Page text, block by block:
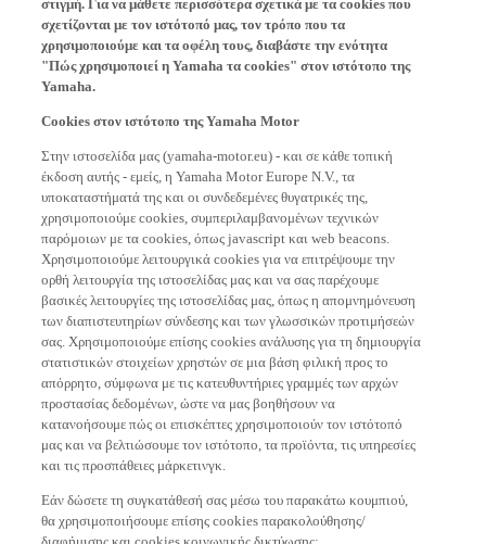
σχετίζονται με τον ιστότοπό μας, τον τρόπο που τα
χρησιμοποιούμε και τα οφέλη τους, διαβάστε την ενότητα
"Πώς χρησιμοποιεί η Yamaha τα cookies" στον ιστότοπο της
Yamaha.
έκδοση αυτής - εμείς, η Yamaha Motor Europe N.V., τα
υποκαταστήματά της και οι συνδεδεμένες θυγατρικές της,
χρησιμοποιούμε cookies, συμπεριλαμβανομένων τεχνικών
παρόμοιων με τα cookies, όπως javascript και web beacons.
Χρησιμοποιούμε λειτουργικά cookies για να επιτρέψουμε την
ορθή λειτουργία της ιστοσελίδας μας και να σας παρέχουμε
βασικές λειτουργίες της ιστοσελίδας μας, όπως η απομνημόνευση
των διαπιστευτηρίων σύνδεσης και των γλωσσικών προτιμήσεών
σας. Χρησιμοποιούμε επίσης cookies ανάλυσης για τη δημιουργία
στατιστικών στοιχείων χρηστών σε μια βάση φιλική προς το
απόρρητο, σύμφωνα με τις κατευθυντήριες γραμμές των αρχών
προστασίας δεδομένων, ώστε να μας βοηθήσουν να
κατανοήσουμε πώς οι επισκέπτες χρησιμοποιούν τον ιστότοπό
μας και να βελτιώσουμε τον ιστότοπο, τα προϊόντα, τις υπηρεσίες
και τις προσπάθειες μάρκετινγκ.
θα χρησιμοποιήσουμε επίσης cookies παρακολούθησης/
διαφήμισης και cookies κοινωνικής δικτύωσης: